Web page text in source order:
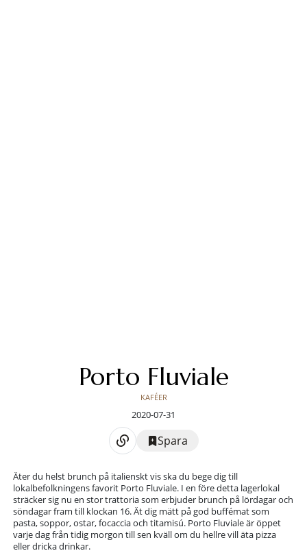
Porto Fluviale
KAFÉER
2020-07-31
Spara
Äter du helst brunch på italienskt vis ska du bege dig till
lokalbefolkningens favorit Porto Fluviale. I en före detta lagerlokal
sträcker sig nu en stor trattoria som erbjuder brunch på lördagar och
söndagar fram till klockan 16. Ät dig mätt på god buffémat som
pasta, soppor, ostar, focaccia och titamisú. Porto Fluviale är öppet
varje dag från tidig morgon till sen kväll om du hellre vill äta pizza
eller dricka drinkar.